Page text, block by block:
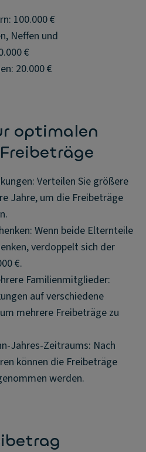
100.000 €
Neffen und
€
20.000 €
optimalen
Verteilen Sie größere
Jahre, um die Freibeträge
Wenn beide Elternteile
verdoppelt sich der
€.
Familienmitglieder:
auf verschiedene
mehrere Freibeträge zu
Jahres-Zeitraums: Nach
können die Freibeträge
werden.